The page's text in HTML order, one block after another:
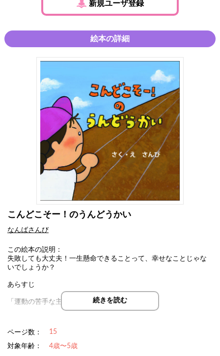
新規ユーザ登録
絵本の詳細
こんどこそー！のうんどうかい
なんばさんび
この絵本の説明：
失敗しても大丈夫！一生懸命できることって、幸せなことじゃな
いでしょうか？
あらすじ
「運動の苦手な主人公あいちゃん。
したんだもの・・・！
なのに・・・・・・」
続きを読む
ページ数： 15
対象年齢：
4歳〜5歳